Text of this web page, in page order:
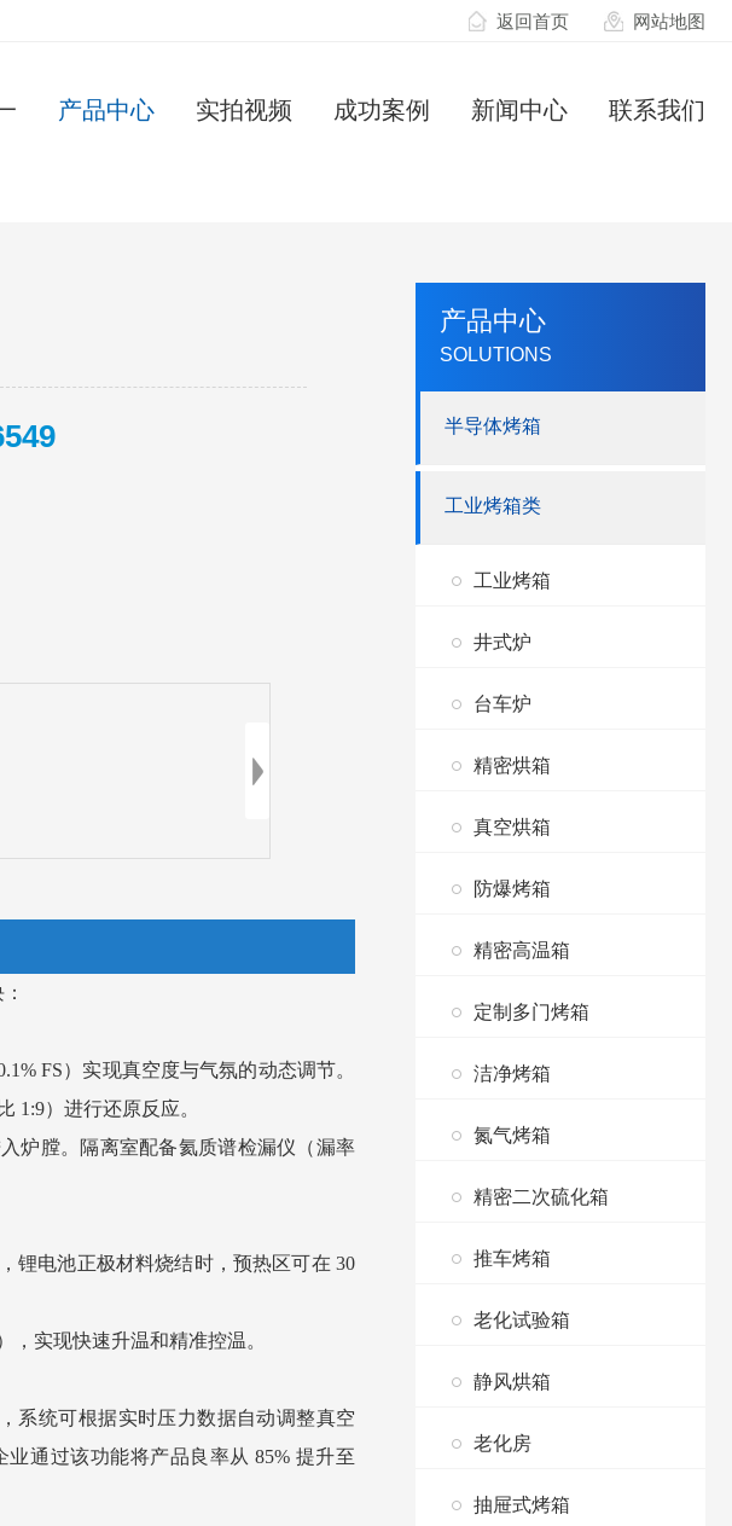
返回首页 网站地图
产品中心 实拍视频 成功案例 新闻中心 联系我们
产品中心
SOLUTIONS
半导体烤箱
工业烤箱类
工业烤箱
井式炉
台车炉
精密烘箱
真空烘箱
防爆烤箱
精密高温箱
定制多门烤箱
洁净烤箱
氮气烤箱
精密二次硫化箱
推车烤箱
老化试验箱
静风烘箱
老化房
抽屉式烤箱
FS）实现真空度与气氛的动态调节。
1:9）进行还原反应。
炉膛。隔离室配备氦质谱检漏仪（漏率
锂电池正极材料烧结时，预热区可在 30
，实现快速升温和精准控温。
系统可根据实时压力数据自动调整真空
通过该功能将产品良率从 85% 提升至